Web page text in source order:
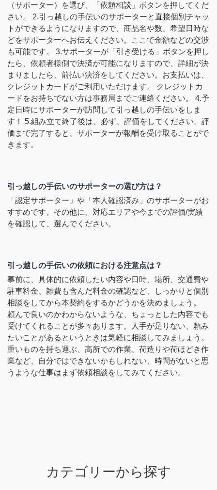
（サポーター）を選び、「依頼相談」ボタンを押してくだ
さい。 2.引っ越しの手伝いのサポーターと直接個別チャッ
トができるようになりますので、商品名や数、希望日時な
どをサポーターへお伝えください。ここで金額などの交渉
も可能です。 3.サポーターが「引き受ける」ボタンを押し
たら、依頼者様側で決済が可能になりますので、詳細が決
まりましたら、前払い決済をしてください。お支払いは、
クレジットカードがご利用いただけます。 クレジットカ
ードをお持ちでない方は事務局までご連絡ください。 4.予
定日時にサポーターが訪問して引っ越しの手伝いをしま
す！ 5.組み立て終了後は、必ず、評価をしてください。評
価まで完了すると、サポーターが報酬を受け取ることがで
きます。
引っ越しの手伝いのサポーターの選び方は？
「認定サポーター」や「本人確認済み」のサポーターがお
すすめです。その他に、対応エリアや今までの評価/実績
を確認して、選んでください。
引っ越しの手伝いの依頼における注意点は？
事前に、具体的に依頼したい内容や日時、場所、交通費や
駐車料金、雑費も含んだ料金の確認など、しっかりと個別
相談をしてから本契約をするかどうかを決めましょう。
頼んで良いのかわからないような、ちょっとした内容でも
受けてくれることが多々あります。人手が足りない、頼み
たいことがあるというときは気軽に相談してみましょう。
重いものを持ち運ぶ、高所での作業、荷造りや荷ほどき作
業など、自分ではできないかもしれない、時間がないと思
うような仕事はまず依頼相談をしてみてください。
カテゴリーから探す